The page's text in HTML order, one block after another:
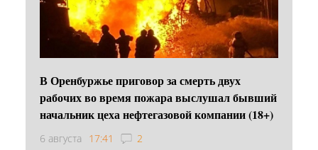
В Оренбуржье приговор за смерть двух
рабочих во время пожара выслушал бывший
начальник цеха нефтегазовой компании (18+)
6 августа 17:41 2